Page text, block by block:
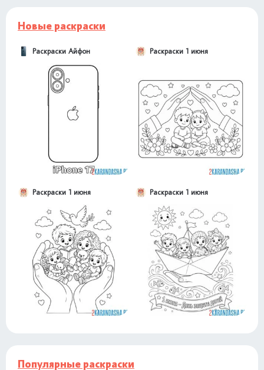
Новые раскраски
Раскраски Айфон Раскраски 1 июня
Раскраски 1 июня Раскраски 1 июня
Популярные раскраски